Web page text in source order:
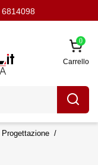
0
Carrello
Progettazione